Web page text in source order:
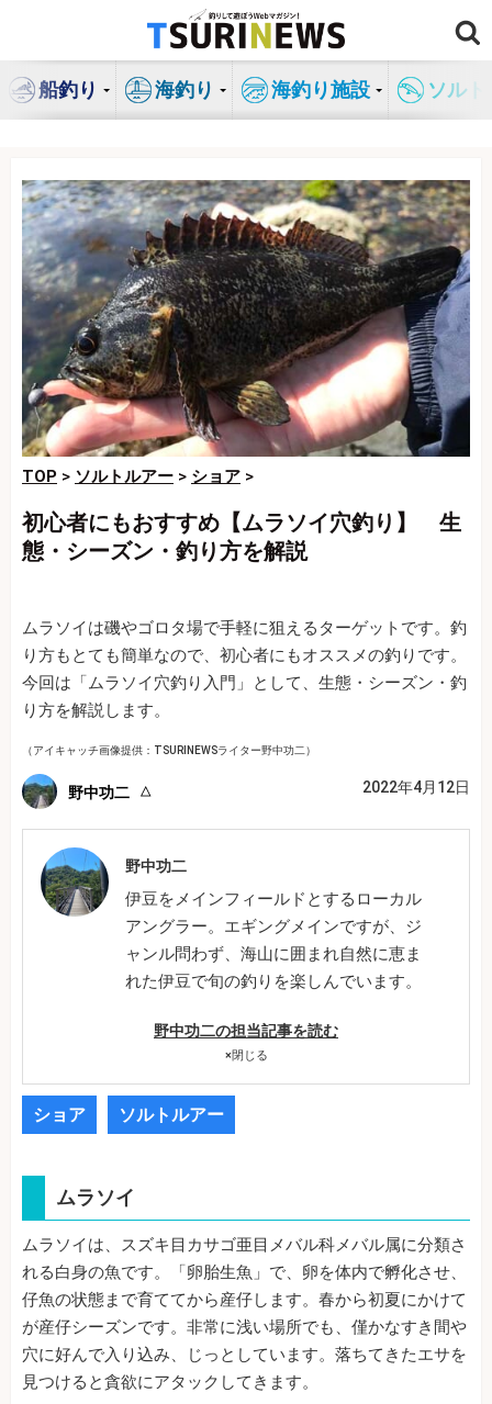
ン
船釣り 海釣り 海釣り施設 ソル
TOP > ソルトルアー > ショア >
初心者にもおすすめ【ムラソイ穴釣り】 生
態・シーズン・釣り方を解説
ムラソイは磯やゴロタ場で手軽に狙えるターゲットです。釣
り方もとても簡単なので、初心者にもオススメの釣りです。
今回は「ムラソイ穴釣り入門」として、生態・シーズン・釣
り方を解説します。
（アイキャッチ画像提供：TSURINEWSライター野中功二）
野中功二 2022年4月12日
野中功二
伊豆をメインフィールドとするローカル
アングラー。エギングメインですが、ジ
ャンル問わず、海山に囲まれ自然に恵ま
れた伊豆で旬の釣りを楽しんでいます。
野中功二の担当記事を読む
×閉じる
ショア ソルトルアー
ムラソイ
ムラソイは、スズキ目カサゴ亜目メバル科メバル属に分類さ
れる白身の魚です。「卵胎生魚」で、卵を体内で孵化させ、
仔魚の状態まで育ててから産仔します。春から初夏にかけて
が産仔シーズンです。非常に浅い場所でも、僅かなすき間や
穴に好んで入り込み、じっとしています。落ちてきたエサを
見つけると貪欲にアタックしてきます。